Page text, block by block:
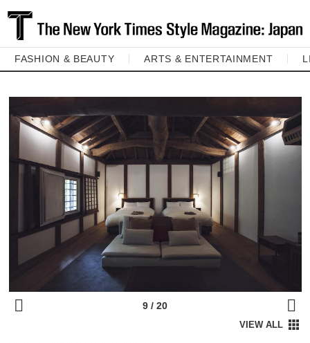
FASHION & BEAUTY ARTS & ENTERTAINMENT